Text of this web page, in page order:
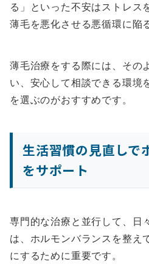
る」といった不安はストレス
薄毛を悪化させる悪循環に陥
薄毛治療をする際には、その
い、安心して相談できる環境
を選ぶのがおすすめです。
生活習慣の見直しで
をサポート
専門的な治療と並行して、日
は、ホルモンバランスを整え
にするために重要です。